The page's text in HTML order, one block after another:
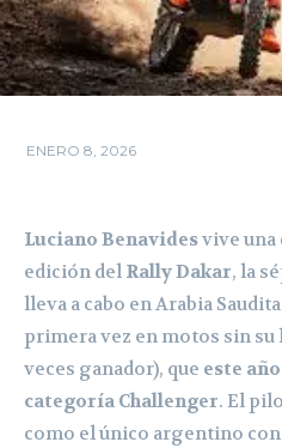
ENERO 8, 2026
Luciano Benavidesvive una
edición del Rally Dakar, la
lleva a cabo en Arabia
primera vez en motos sin su
veces ganador), que este
categoría Challenger. El
como el único argentino con